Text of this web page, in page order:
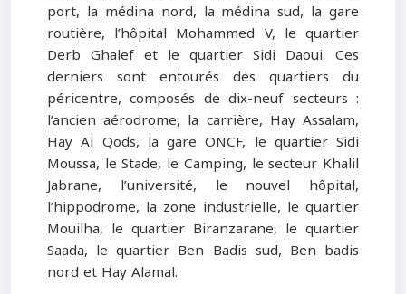
port, la médina nord, la médina sud, la gare
routière, l’hôpital Mohammed V, le quartier
Derb Ghalef et le quartier Sidi Daoui. Ces
derniers sont entourés des quartiers du
péricentre, composés de dix-neuf secteurs :
l’ancien aérodrome, la carrière, Hay Assalam,
Hay Al Qods, la gare ONCF, le quartier Sidi
Moussa, le Stade, le Camping, le secteur Khalil
Jabrane, l’université, le nouvel hôpital,
l’hippodrome, la zone industrielle, le quartier
Mouilha, le quartier Biranzarane, le quartier
Saada, le quartier Ben Badis sud, Ben badis
nord et Hay Alamal.